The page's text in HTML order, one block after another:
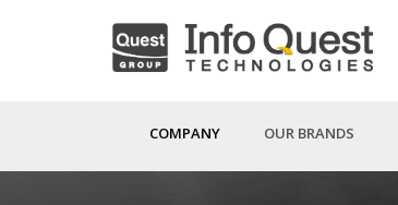
COMPANY OUR BRANDS